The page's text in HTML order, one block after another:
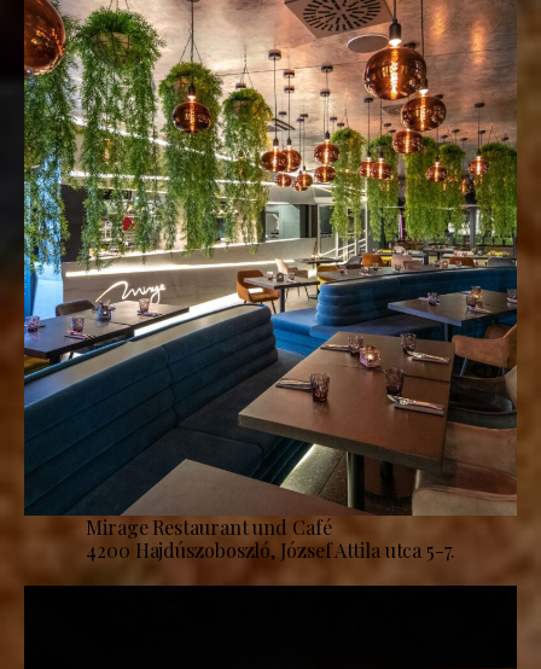
Mirage Restaurant und Café
4200 Hajdúszoboszló, József Attila utca 5-7.